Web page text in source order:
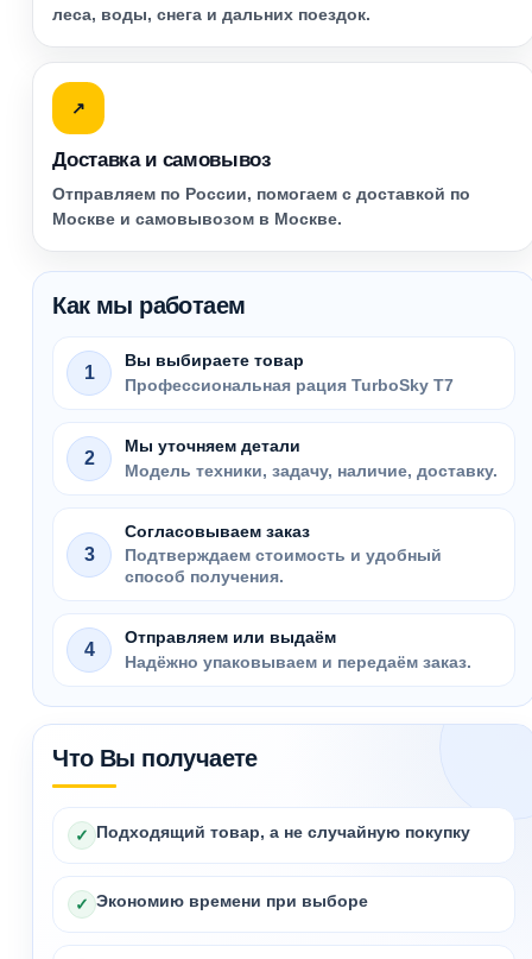
леса, воды, снега и дальних поездок.
↗
Доставка и самовывоз
Отправляем по России, помогаем с доставкой по
Москве и самовывозом в Москве.
Как мы работаем
1
Вы выбираете товар
Профессиональная рация TurboSky T7
2
Мы уточняем детали
Модель техники, задачу, наличие, доставку.
3
Согласовываем заказ
Подтверждаем стоимость и удобный
способ получения.
4
Отправляем или выдаём
Надёжно упаковываем и передаём заказ.
Что Вы получаете
✓ Подходящий товар, а не случайную покупку
✓ Экономию времени при выборе